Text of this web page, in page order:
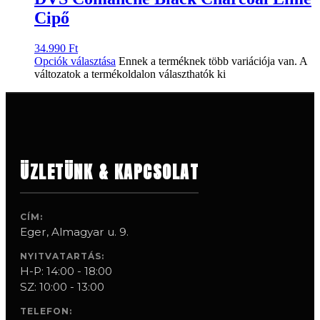
Cipő
34.990 Ft
Opciók választása Ennek a terméknek több variációja van. A
változatok a termékoldalon választhatók ki
ÜZLETÜNK & KAPCSOLAT
CÍM:
Eger, Almagyar u. 9.
NYITVATARTÁS:
H-P: 14:00 - 18:00
SZ: 10:00 - 13:00
TELEFON: